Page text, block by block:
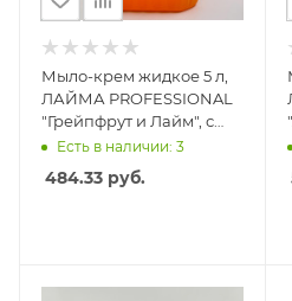
Мыло-крем жидкое 5 л,
ЛАЙМА PROFESSIONAL
"Грейпфрут и Лайм", с
антибактериальным
Есть в наличии: 3
484.33 руб.